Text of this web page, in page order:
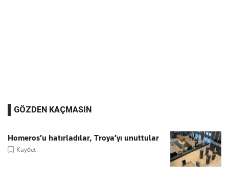
GÖZDEN KAÇMASIN
Homeros’u hatırladılar, Troya’yı unuttular
Kaydet